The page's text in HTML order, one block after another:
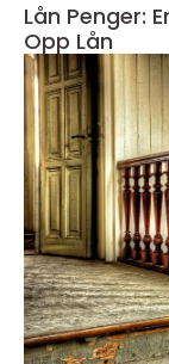
Lån Penger:
Opp Lån